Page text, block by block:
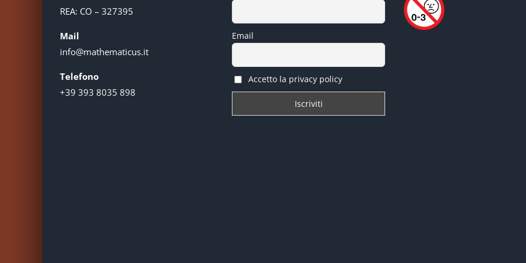
REA: CO – 327395
Mail
info@mathematicus.it
Telefono
+39 393 8035 898
Email
Accetto la privacy policy